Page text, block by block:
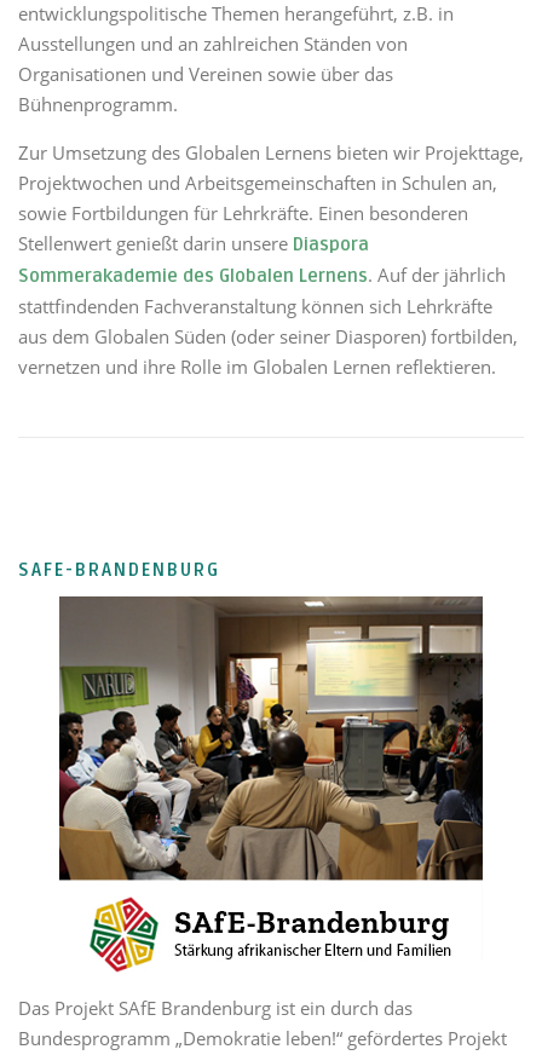
entwicklungspolitische Themen herangeführt, z.B. in
Ausstellungen und an zahlreichen Ständen von
Organisationen und Vereinen sowie über das
Bühnenprogramm.
Zur Umsetzung des Globalen Lernens bieten wir Projekttage,
Projektwochen und Arbeitsgemeinschaften in Schulen an,
sowie Fortbildungen für Lehrkräfte. Einen besonderen
Stellenwert genießt darin unsere Diaspora
Sommerakademie des Globalen Lernens. Auf der jährlich
stattfindenden Fachveranstaltung können sich Lehrkräfte
aus dem Globalen Süden (oder seiner Diasporen) fortbilden,
vernetzen und ihre Rolle im Globalen Lernen reflektieren.
SAFE-BRANDENBURG
Das Projekt SAfE Brandenburg ist ein durch das
Bundesprogramm „Demokratie leben!“ gefördertes Projekt